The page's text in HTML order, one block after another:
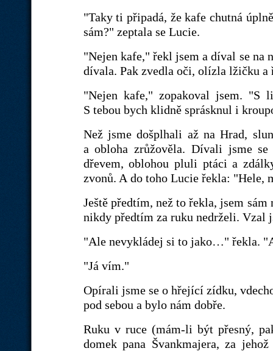
"Taky ti připadá, že kafe chutná
sám?" zeptala se Lucie.
"Nejen kafe," řekl jsem a díval se na
dívala. Pak zvedla oči, olízla lžičku a
"Nejen kafe," zopakoval jsem. "S
S tebou bych klidně sprásknul i
Než jsme došplhali až na Hrad,
a obloha zrůžověla. Dívali jsme
dřevem, oblohou pluli ptáci a
zvonů. A do toho Lucie řekla: "Hele,
Ještě předtím, než to řekla, jsem
nikdy předtím za ruku nedrželi. Vzal
"Ale nevykládej si to jako…" řekla.
"Já vím."
Opírali jsme se o hřející zídku,
pod sebou a bylo nám dobře.
Ruku v ruce (mám-li být přesný,
domek pana Švankmajera, za